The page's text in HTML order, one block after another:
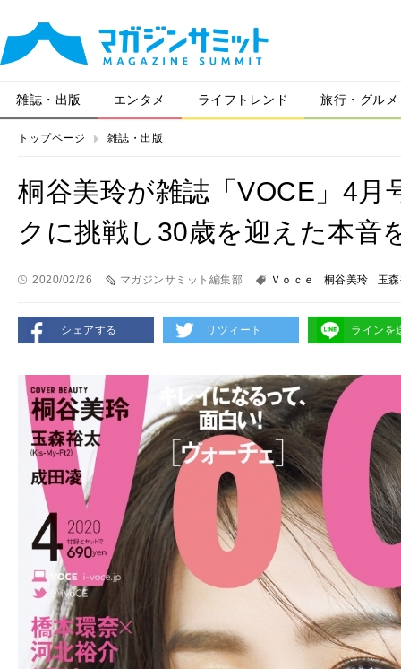
雑誌・出版 エンタメ ライフトレンド 旅行・グルメ
トップページ 雑誌・出版
桐谷美玲が雑誌「VOCE」4月
クに挑戦し30歳を迎えた本音
2020/02/26 マガジンサミット編集部 Ｖｏｃｅ 桐谷美玲 玉
シェアする リツィート ラインを